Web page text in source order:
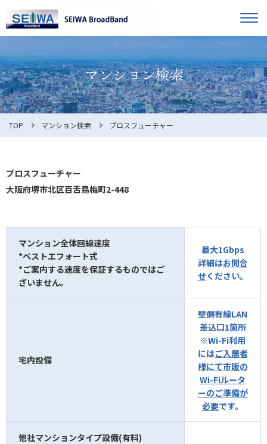
オーナー様へ
入居者様へ
お知らせ
利用規約
お問合せ マンション検索
TOP マンション検索 プロスフューチャー
プロスフューチャー
大阪府堺市北区百舌鳥梅町2-448
マンション全体回線速度
*ベストエフォート式
*ご案内する速度を保証するものではご
ざいません。
最大1Gbps
詳細はお問合
せください。
宅内設備
壁側有線LAN
差込口1箇所
※Wi-Fi利用
にはご入居者
様にて市販の
Wi-Fiルータ
ーのご準備が
必要です。
他社マンションタイプ設備(有料)